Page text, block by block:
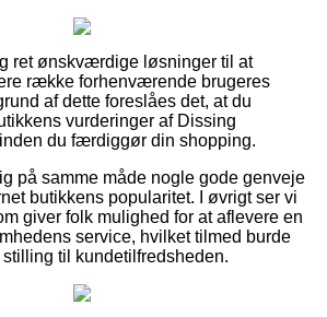
ret ønskværdige løsninger til at
række forhenværende brugeres
af dette foreslåes det, at du
vurderinger af Dissing
du færdiggør din shopping.
på samme måde nogle gode genveje
butikkens popularitet. I øvrigt ser vi
giver folk mulighed for at aflevere en
service, hvilket tilmed burde
til kundetilfredsheden.